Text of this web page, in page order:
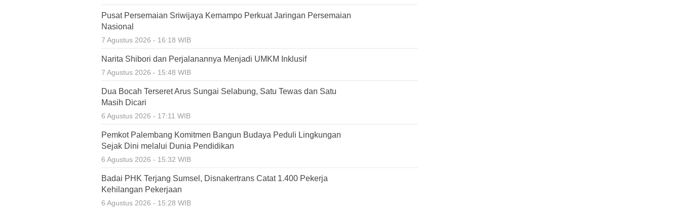
Pusat Persemaian Sriwijaya Kemampo Perkuat Jaringan Persemaian
Nasional
7 Agustus 2026 - 16:18 WIB
Narita Shibori dan Perjalanannya Menjadi UMKM Inklusif
7 Agustus 2026 - 15:48 WIB
Dua Bocah Terseret Arus Sungai Selabung, Satu Tewas dan Satu
Masih Dicari
6 Agustus 2026 - 17:11 WIB
Pemkot Palembang Komitmen Bangun Budaya Peduli Lingkungan
Sejak Dini melalui Dunia Pendidikan
6 Agustus 2026 - 15:32 WIB
Badai PHK Terjang Sumsel, Disnakertrans Catat 1.400 Pekerja
Kehilangan Pekerjaan
6 Agustus 2026 - 15:28 WIB